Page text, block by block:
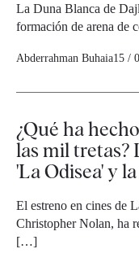
La Duna Blanca de
formación de arena de
Abderrahman Buhaia15 /
¿Qué ha
las mil tretas?
'La Odisea' y
El estreno en cines de
Christopher Nolan, ha
[…]